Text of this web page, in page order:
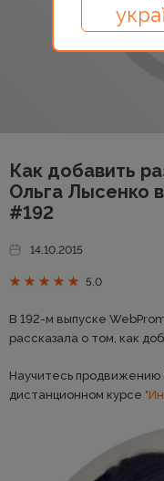
Как добавить
Ольга Лысенко
#192
14.10.2015
5.0
В 192-м выпуске
рассказала о том, как
Научитесь
дистанционном курсе